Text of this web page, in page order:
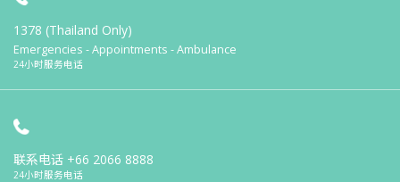
1378 (Thailand Only)
Emergencies - Appointments - Ambulance
24小时服务电话
联系电话 +66 2066 8888
24小时服务电话